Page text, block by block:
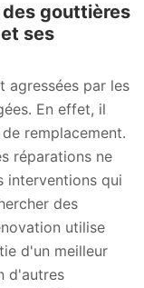
gouttières
ses
agressées par les
En effet, il
remplacement.
réparations ne
interventions qui
des
utilise
d'un meilleur
d'autres